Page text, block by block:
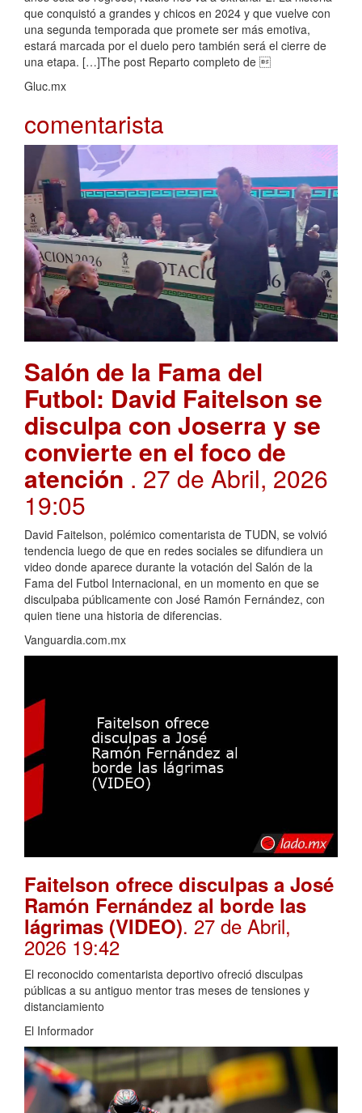
que conquistó a grandes y chicos en 2024 y que vuelve con
una segunda temporada que promete ser más emotiva,
estará marcada por el duelo pero también será el cierre de
una etapa. […]The post Reparto completo de 
Gluc.mx
comentarista
Salón de la Fama del
Futbol: David Faitelson se
disculpa con Joserra y se
convierte en el foco de
atención . 27 de Abril, 2026
19:05
David Faitelson, polémico comentarista de TUDN, se volvió
tendencia luego de que en redes sociales se difundiera un
video donde aparece durante la votación del Salón de la
Fama del Futbol Internacional, en un momento en que se
disculpaba públicamente con José Ramón Fernández, con
quien tiene una historia de diferencias.
Vanguardia.com.mx
Faitelson ofrece disculpas a José
Ramón Fernández al borde las
lágrimas (VIDEO). 27 de Abril,
2026 19:42
El reconocido comentarista deportivo ofreció disculpas
públicas a su antiguo mentor tras meses de tensiones y
distanciamiento
El Informador